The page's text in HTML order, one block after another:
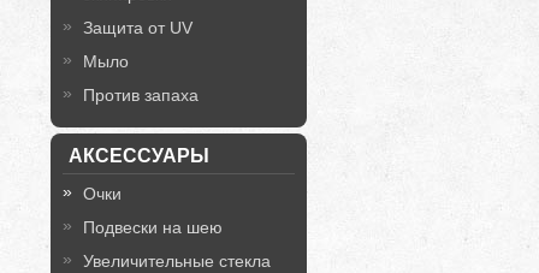
Защита от UV
Мыло
Против запаха
АКСЕССУАРЫ
Очки
Подвески на шею
Увеличительные стекла